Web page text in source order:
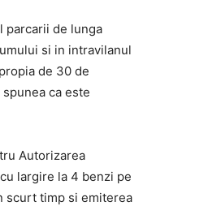
parcarii de lunga
si in intravilanul
de 30 de
ca este
Autorizarea
largire la 4 benzi pe
scurt timp si emiterea